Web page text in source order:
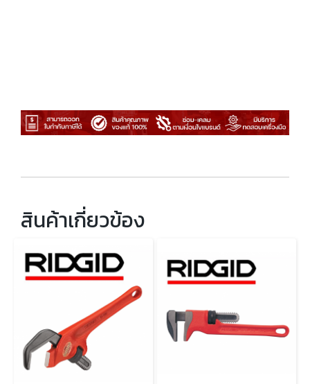
สินค้าเกี่ยวข้อง